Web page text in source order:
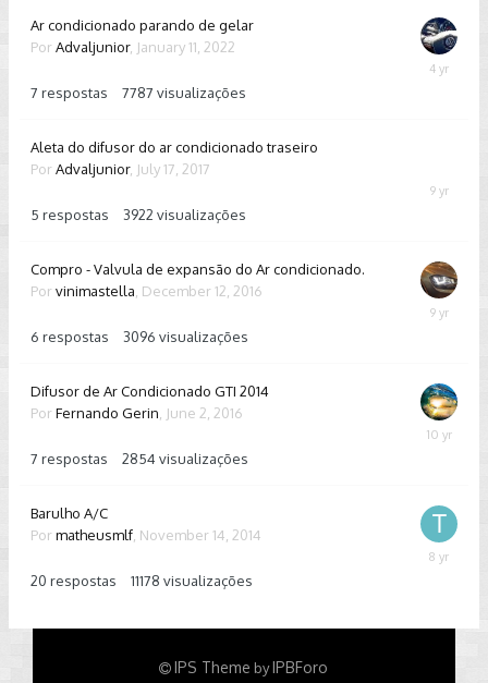
Ar condicionado parando de gelar
Por Advaljunior, January 11, 2022
7 respostas 7787 visualizações
January
Aleta do difusor do ar condicionado traseiro
Por Advaljunior, July 17, 2017
5 respostas 3922 visualizações
July
Compro - Valvula de expansão do Ar condicionado.
Por vinimastella December 12, 2016
6 respostas 3096 visualizações
Difusor de Ar Condicionado GTI 2014
Por Fernando Gerin June 2, 2016
7 respostas 2854 visualizações
June
Barulho A/C
Por matheusmlf November 14, 2014
20 respostas 11178 visualizações
January
IPS Theme byIPBForo